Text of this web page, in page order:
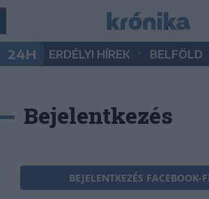
24H ERDÉLYI HÍREK BELFÖLD
Bejelentkezés
BEJELENTKEZÉS FACEBOOK-